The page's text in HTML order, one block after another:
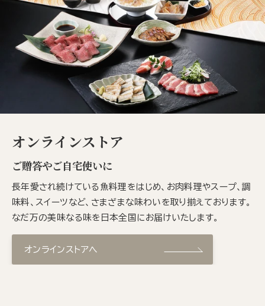
オンラインストア
ご贈答やご自宅使いに
長年愛され続けている魚料理をはじめ、お肉料理やスープ、調
味料、スイーツなど、さまざまな味わいを取り揃えております。
なだ万の美味なる味を日本全国にお届けいたします。
オンラインストアへ